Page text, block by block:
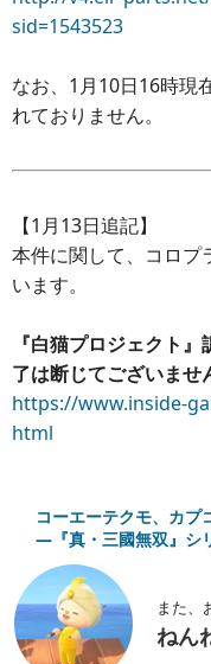
sid=1543523
なお、1月10日16時現
れておりません。
【1月13日追記】
本件に関して、コロプ
います。
『白猫プロジェクト
了は断じてございませ
https://www.inside-
html
コーエーテクモ、カプ
―『真・三國無双』シ
また、
ねん